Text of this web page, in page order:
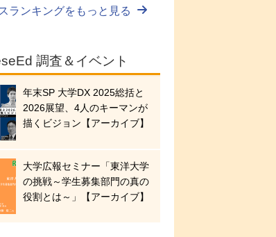
ランキングをもっと見る
調査＆イベント
年末SP 大学DX 2025総括と
2026展望、4人のキーマンが
描くビジョン【アーカイブ】
大学広報セミナー「東洋大学
の挑戦～学生募集部門の真の
役割とは～」【アーカイブ】